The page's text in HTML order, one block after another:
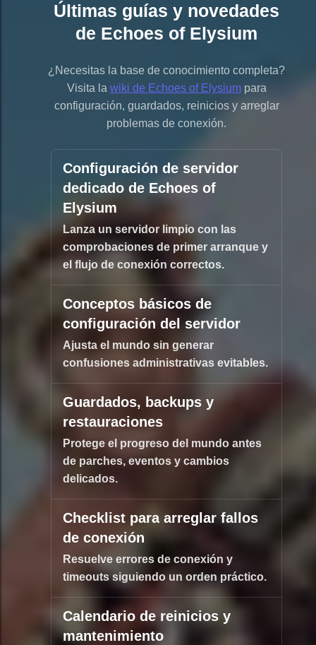
Últimas guías y novedades
de Echoes of Elysium
¿Necesitas la base de conocimiento completa?
Visita la wiki de Echoes of Elysiumpara
configuración, guardados, reinicios y arreglar
problemas de conexión.
Configuración de servidor
dedicado de Echoes of
Elysium
Lanza un servidor limpio con las
comprobaciones de primer arranque y
el flujo de conexión correctos.
Conceptos básicos de
configuración del servidor
Ajusta el mundo sin generar
confusiones administrativas evitables.
Guardados, backups y
restauraciones
Protege el progreso del mundo antes
de parches, eventos y cambios
delicados.
Checklist para arreglar fallos
de conexión
Resuelve errores de conexión y
timeouts siguiendo un orden práctico.
Calendario de reinicios y
mantenimiento